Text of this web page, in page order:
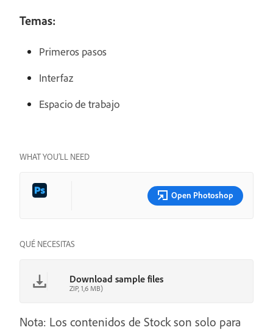
Temas:
Primeros pasos
Interfaz
Espacio de trabajo
WHAT YOU’LL NEED
Open Photoshop
QUÉ NECESITAS
Download sample files
ZIP, 1,6 MB)
Nota: Los contenidos de Stock son solo para